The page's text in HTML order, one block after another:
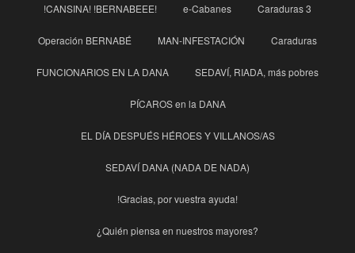
!CANSINA! !BERNABEEE! e-Cabanes Caraduras 3
Operación BERNABÉ MAN-INFESTACIÓN Caraduras
FUNCIONARIOS EN LA DANA SEDAVÍ, RIADA, más pobres
PÍCAROS en la DANA
EL DÍA DESPUÉS HÉROES Y VILLANOS/AS
SEDAVÍ DANA (NADA DE NADA)
!Gracias, por vuestra ayuda!
¿Quién piensa en nuestros mayores?